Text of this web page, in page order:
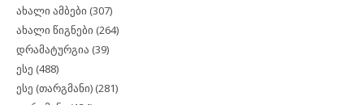
ახალი ამბები (307)
ახალი წიგნები (264)
დრამატურგია (39)
ესე (488)
ესე (თარგმანი) (281)